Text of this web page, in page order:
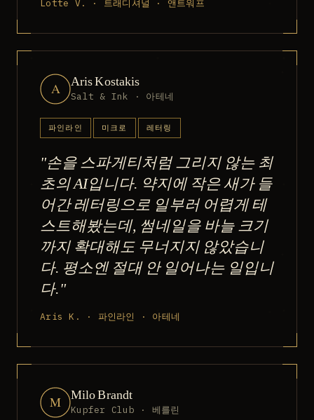
Lotte V. · 트래디셔널 · 앤트워프
A Aris Kostakis
Salt & Ink · 아테네
파인라인 미크로 레터링
"손을 스파게티처럼 그리지 않는 최
초의 AI입니다. 약지에 작은 새가 들
어간 레터링으로 일부러 어렵게 테
스트해봤는데, 썸네일을 바늘 크기
까지 확대해도 무너지지 않았습니
다. 평소엔 절대 안 일어나는 일입니
다."
Aris K. · 파인라인 · 아테네
M Milo Brandt
Kupfer Club · 베를린